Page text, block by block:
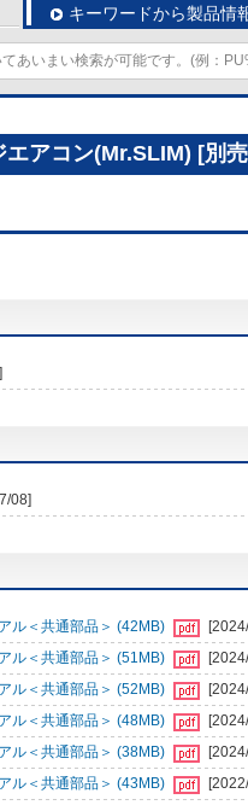
キーワードから製品情
アコン(Mr.SLIM) [別
08]
ル＜共通部品＞ (42MB)
ル＜共通部品＞ (51MB)
ル＜共通部品＞ (52MB)
ル＜共通部品＞ (48MB)
ル＜共通部品＞ (38MB)
ル＜共通部品＞ (43MB)